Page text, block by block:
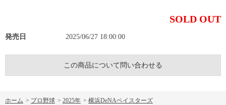
SOLD OUT
発売日 2025/06/27 18:00:00
この商品について問い合わせる
ホーム > プロ野球 > 2025年 > 横浜DeNAベイスターズ